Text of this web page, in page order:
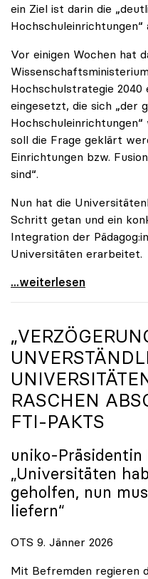
ein Ziel ist darin die
Hochschuleinrichtungen“
Vor einigen Wochen hat
Hochschulstrategie
eingesetzt, die sich „der
soll die Frage geklärt
Einrichtungen bzw.
sind“.
Nun hat die
Schritt getan und ein
Integration der
Universitäten erarbeitet.
Schools of Education an
...weiterlesen
RASCHEN
FTI-PAKTS
uniko-Präsidentin
„Universitäten
geholfen, nun
liefern“
OTS 9. Jänner 2026
Mit Befremden regieren